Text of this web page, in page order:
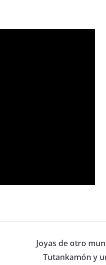
Joyas de otro
Tutankamón y